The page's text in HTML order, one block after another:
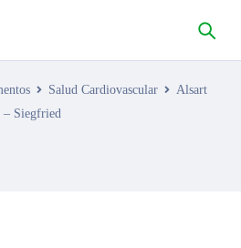
Salud Cardiovascular
Alsart
– Siegfried